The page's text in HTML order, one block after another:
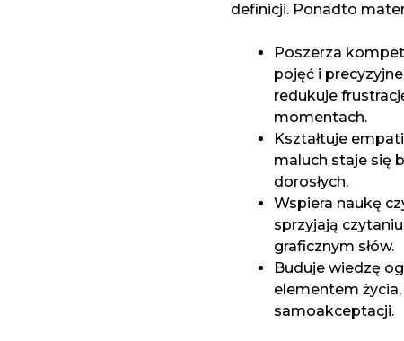
definicji. Ponadto
Poszerza
pojęć i
redukuje
momentach.
Kształtuje
maluch staje się
dorosłych.
Wspiera naukę
sprzyjają
graficznym słów.
Buduje wiedzę
elementem
samoakceptacji.